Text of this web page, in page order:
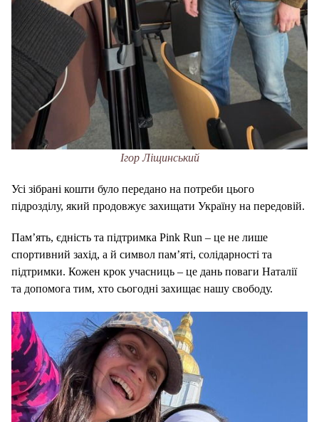
Ігор Ліщинський
Усі зібрані кошти було передано на потреби цього
підрозділу, який продовжує захищати Україну на передовій.
Пам’ять, єдність та підтримка Pink Run – це не лише
спортивний захід, а й символ пам’яті, солідарності та
підтримки. Кожен крок учасниць – це дань поваги Наталії
та допомога тим, хто сьогодні захищає нашу свободу.